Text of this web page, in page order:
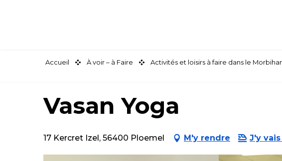
Accueil À voir – à Faire Activités et loisirs à faire dans le
Vasan Yoga
17 Kercret Izel, 56400 Ploemel M'y rendre J'y